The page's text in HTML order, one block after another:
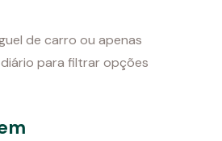
de carro ou apenas
para filtrar opções